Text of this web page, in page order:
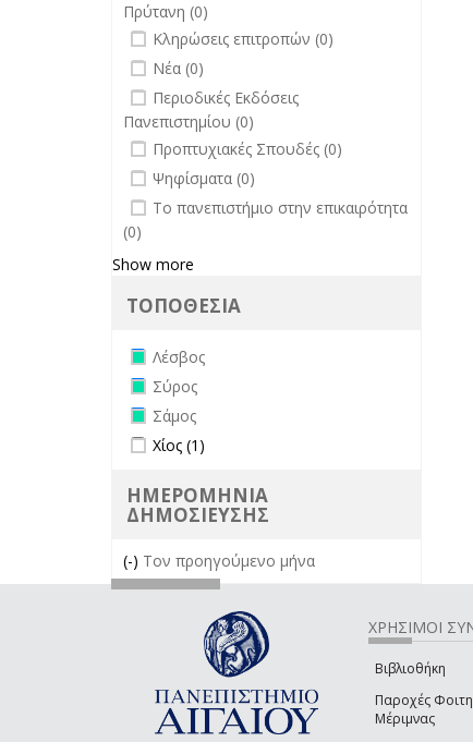
Πρύτανη (0)
undefined
Κληρώσεις επιτροπών (0)
undefined
Νέα (0)
undefined
Περιοδικές Εκδόσεις
Πανεπιστημίου (0)
undefined
Προπτυχιακές Σπουδές (0)
undefined
Ψηφίσματα (0)
undefined
Το πανεπιστήμιο στην επικαιρότητα
(0)
Show more
ΤΟΠΟΘΕΣΙΑ
Remove Λέσβος filter
Λέσβος
Remove Σύρος filter
Σύρος
Remove Σάμος filter
Σάμος
Apply Χίος filter
Χίος (1)
ΗΜΕΡΟΜΗΝΙΑ
ΔΗΜΟΣΙΕΥΣΗΣ
(-) Remove Τον προηγούμενο μήνα filter
Τον προηγούμενο μήνα
ΧΡΗΣΙΜΟΙ
Βιβλιοθήκη
Παροχές
Μέριμνας